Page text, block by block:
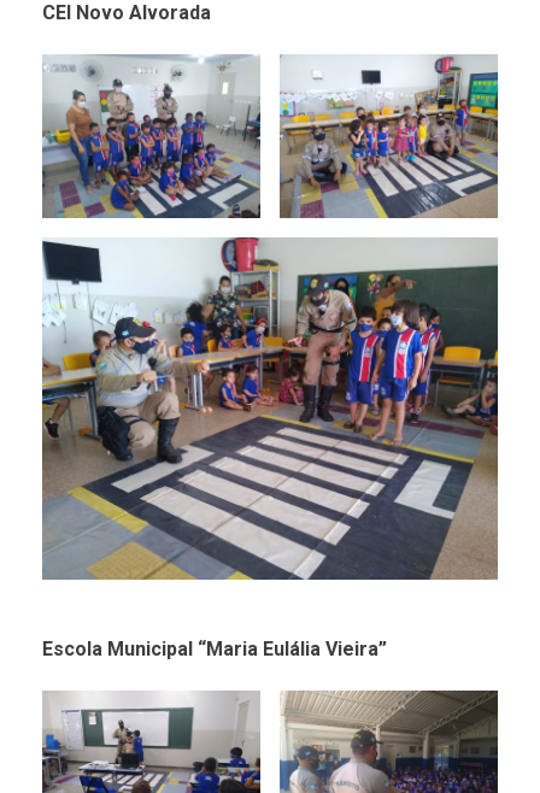
CEI Novo Alvorada
Escola Municipal “Maria Eulália Vieira”